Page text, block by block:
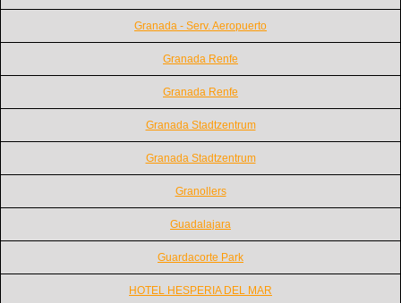
Granada - Serv. Aeropuerto
Granada Renfe
Granada Renfe
Granada Stadtzentrum
Granada Stadtzentrum
Granollers
Guadalajara
Guardacorte Park
HOTEL HESPERIA DEL MAR